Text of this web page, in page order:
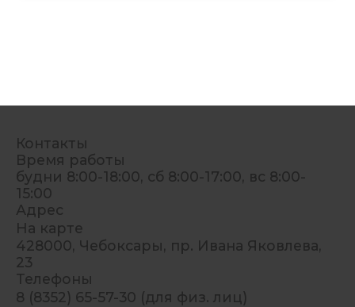
Контакты
Время работы
будни 8:00-18:00, сб 8:00-17:00, вс 8:00-
15:00
Адрес
На карте
428000, Чебоксары, пр. Ивана Яковлева,
23
Телефоны
8 (8352) 65-57-30 (для физ. лиц)